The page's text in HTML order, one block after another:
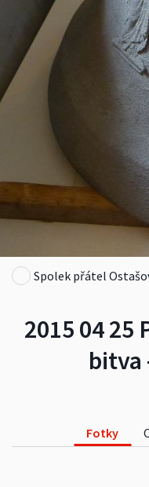
2015 04 25
bitva
Spolek přátel
Fotky